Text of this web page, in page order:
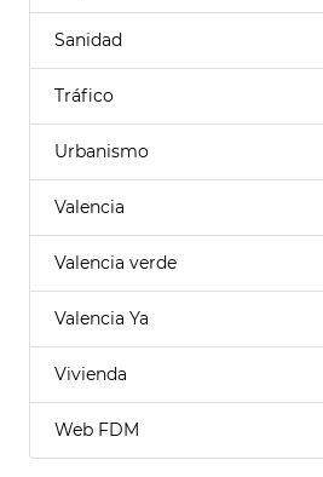
Sanidad
Tráfico
Urbanismo
Valencia
Valencia verde
Valencia Ya
Vivienda
Web FDM